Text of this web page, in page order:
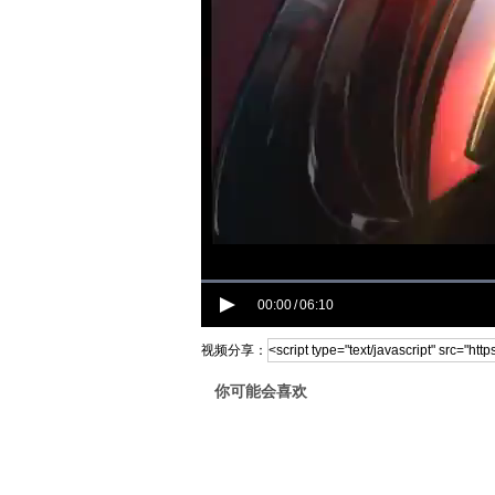
00:00/06:10
视频分享：
你可能会喜欢